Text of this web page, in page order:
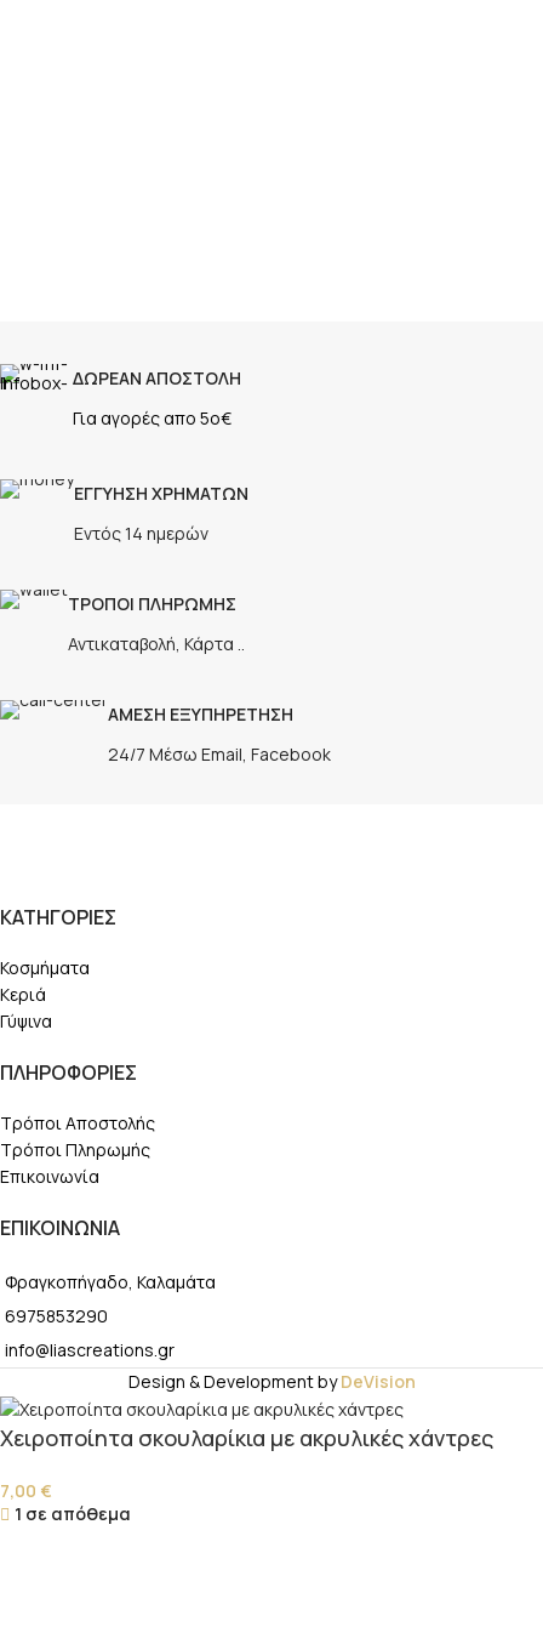
ΔΩΡΕΑΝ ΑΠΟΣΤΟΛΗ
Για αγορές απο 5ο€
ΕΓΓΥΗΣΗ ΧΡΗΜΑΤΩΝ
Εντός 14 ημερών
ΤΡΟΠΟΙ ΠΛΗΡΩΜΗΣ
Αντικαταβολή, Κάρτα ..
ΑΜΕΣΗ ΕΞΥΠΗΡΕΤΗΣΗ
24/7 Μέσω Email, Facebook
ΚΑΤΗΓΟΡΙΕΣ
Κοσμήματα
Κεριά
Γύψινα
ΠΛΗΡΟΦΟΡΙΕΣ
Τρόποι Αποστολής
Τρόποι Πληρωμής
Επικοινωνία
ΕΠΙΚΟΙΝΩΝΙΑ
Φραγκοπήγαδο, Καλαμάτα
6975853290
info@liascreations.gr
Design & Development byDeVision
Χειροποίητα σκουλαρίκια με ακρυλικές χάντρες
7,00 €
1 σε απόθεμα